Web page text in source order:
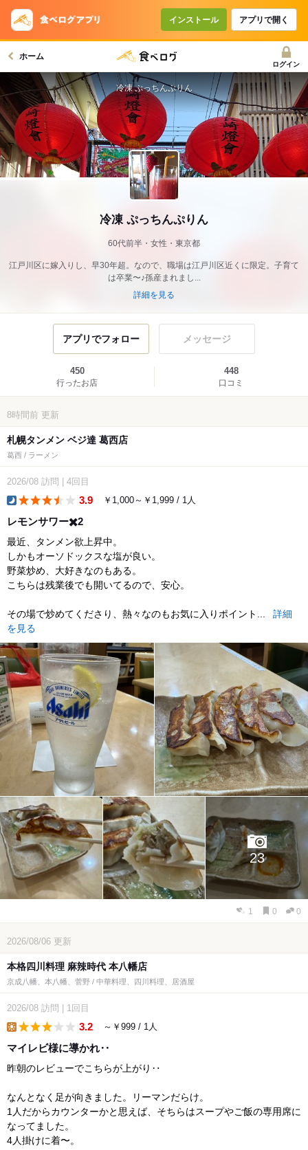
インストール アプリで開く
ホーム
ログイン
冷凍 ぷっちんぷりん
60代前半・女性・東京都
江戸川区に嫁入りし、早30年超。なので、職場は江戸川区近くに限定。子育て
は卒業〜♪孫産まれまし...
詳細を見る
冷凍 ぷっちんぷりん
アプリでフォロー メッセージ
450
行ったお店
448
口コミ
8時間前 更新
札幌タンメン ベジ達 葛西店
葛西 / ラーメン
2026/08 訪問 4回目
3.9 ￥1,000～￥1,999 / 1人
レモンサワー✖️2
最近、タンメン欲上昇中。
しかもオーソドックスな塩が良い。
野菜炒め、大好きなのもある。
こちらは残業後でも開いてるので、安心。
その場で炒めてくださり、熱々なのもお気に入りポイント...
詳細
を見る
23
1 0 0
2026/08/06 更新
本格四川料理 麻辣時代 本八幡店
京成八幡、本八幡、菅野 / 中華料理、四川料理、居酒屋
2026/08 訪問 1回目
3.2 ～￥999 / 1人
マイレビ様に導かれ‥
昨朝のレビューでこちらが上がり‥
なんとなく足が向きました。リーマンだらけ。
1人だからカウンターかと思えば、そちらはスープやご飯の専用席に
なってました。
4人掛けに着〜。